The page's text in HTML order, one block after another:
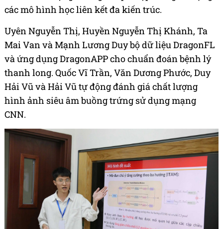
các mô hình học liên kết đa kiến trúc.
Uyên Nguyễn Thị, Huyền Nguyễn Thị Khánh, Ta
Mai Van và Mạnh Lương Duy bộ dữ liệu DragonFL
và ứng dụng DragonAPP cho chuẩn đoán bệnh lý
thanh long. Quốc Vĩ Trần, Văn Dương Phước, Duy
Hải Vũ và Hải Vũ tự động đánh giá chất lượng
hình ảnh siêu âm buồng trứng sử dụng mạng
CNN.